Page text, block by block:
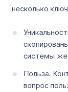
несколько
системы
Польза.
вопрос